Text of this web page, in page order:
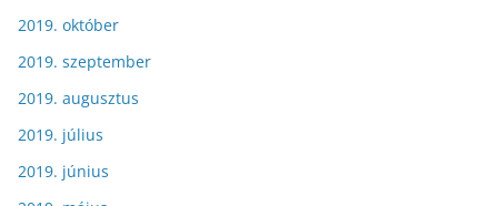
2019. október
2019. szeptember
2019. augusztus
2019. július
2019. június